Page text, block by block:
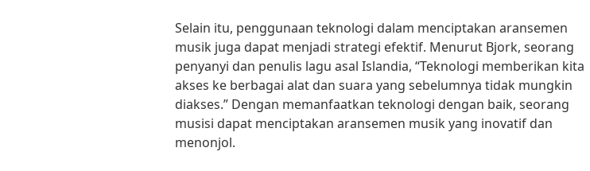
Selain itu, penggunaan teknologi dalam menciptakan aransemen
musik juga dapat menjadi strategi efektif. Menurut Bjork, seorang
penyanyi dan penulis lagu asal Islandia, “Teknologi memberikan kita
akses ke berbagai alat dan suara yang sebelumnya tidak mungkin
diakses.” Dengan memanfaatkan teknologi dengan baik, seorang
musisi dapat menciptakan aransemen musik yang inovatif dan
menonjol.